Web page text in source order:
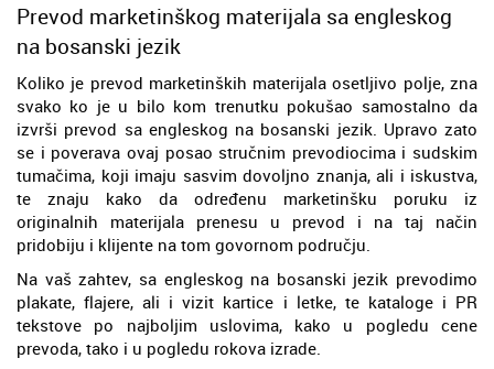
Prevod marketinškog materijala sa engleskog
na bosanski jezik
Koliko je prevod marketinških materijala osetljivo polje, zna
svako ko je u bilo kom trenutku pokušao samostalno da
izvrši prevod sa engleskog na bosanski jezik. Upravo zato
se i poverava ovaj posao stručnim prevodiocima i sudskim
tumačima, koji imaju sasvim dovoljno znanja, ali i iskustva,
te znaju kako da određenu marketinšku poruku iz
originalnih materijala prenesu u prevod i na taj način
pridobiju i klijente na tom govornom području.
Na vaš zahtev, sa engleskog na bosanski jezik prevodimo
plakate, flajere, ali i vizit kartice i letke, te kataloge i PR
tekstove po najboljim uslovima, kako u pogledu cene
prevoda, tako i u pogledu rokova izrade.